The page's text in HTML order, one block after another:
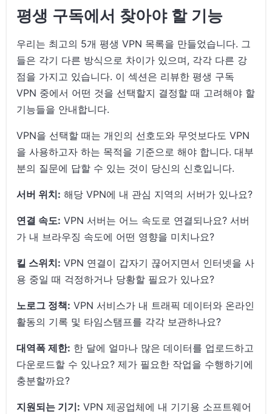
평생 구독에서 찾아야 할 기능
우리는 최고의 5개 평생 VPN 목록을 만들었습니다. 그
들은 각기 다른 방식으로 차이가 있으며, 각각 다른 강
점을 가지고 있습니다. 이 섹션은 리뷰한 평생 구독
VPN 중에서 어떤 것을 선택할지 결정할 때 고려해야 할
기능들을 안내합니다.
VPN을 선택할 때는 개인의 선호도와 무엇보다도 VPN
을 사용하고자 하는 목적을 기준으로 해야 합니다. 대부
분의 질문에 답할 수 있는 것이 당신의 신호입니다.
서버 위치: 해당 VPN에 내 관심 지역의 서버가 있나요?
연결 속도: VPN 서버는 어느 속도로 연결되나요? 서버
가 내 브라우징 속도에 어떤 영향을 미치나요?
킬 스위치: VPN 연결이 갑자기 끊어지면서 인터넷을 사
용 중일 때 걱정하거나 당황할 필요가 있나요?
노로그 정책: VPN 서비스가 내 트래픽 데이터와 온라인
활동의 기록 및 타임스탬프를 각각 보관하나요?
대역폭 제한: 한 달에 얼마나 많은 데이터를 업로드하고
다운로드할 수 있나요? 제가 필요한 작업을 수행하기에
충분할까요?
지원되는 기기: VPN 제공업체에 내 기기용 소프트웨어